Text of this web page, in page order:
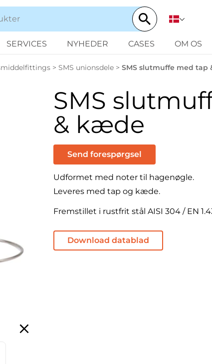
SERVICES NYHEDER CASES OM OS
> SMS unionsdele > SMS slutmuffe med tap
SMS
& kæde
Send forespørgsel
Udformet med noter til hagenøgle.
Leveres med tap og kæde.
Fremstillet i rustfrit stål AISI 304 / EN
Download datablad